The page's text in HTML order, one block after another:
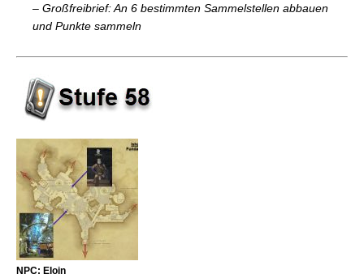
– Großfreibrief: An 6 bestimmten Sammelstellen abbauen
und Punkte sammeln
NPC: Eloin